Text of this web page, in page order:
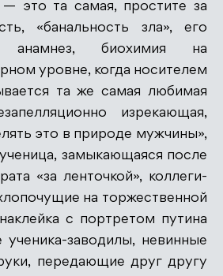
— это та самая, простите за
«банальность зла», его
анамнез, биохимия на
уровне, когда носителем
та же самая любимая
изрекающая,
это в природе мужчины»,
замыкающаяся после
«за ленточкой», коллеги-
на торжественной
с портретом путина
ученика-заводилы, невинные
передающие друг другу